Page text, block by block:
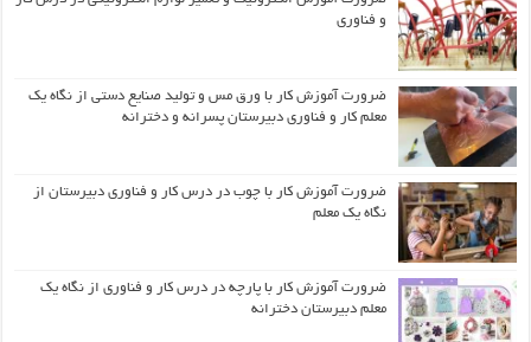
و فناوری
ضرورت آموزش کار با ورق مس و تولید صنایع دستی از نگاه یک
معلم کار و فناوری دبیرستان پسرانه و دخترانه
ضرورت آموزش کار با چوب در درس کار و فناوری دبیرستان از
نگاه یک معلم
ضرورت آموزش کار با پارچه در درس کار و فناوری از نگاه یک
معلم دبیرستان دخترانه